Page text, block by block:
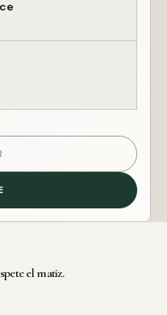
el matiz.